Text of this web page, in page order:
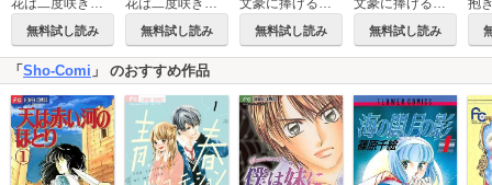
花は二度咲き乱れる【マイクロ】
無料試し読み 無料試し読み
文豪に捧げる乙女
無料試し読み
文豪に捧げる乙女【マイクロ】
無料試し読み
「 Sho-Comi 」 のおすすめ作品